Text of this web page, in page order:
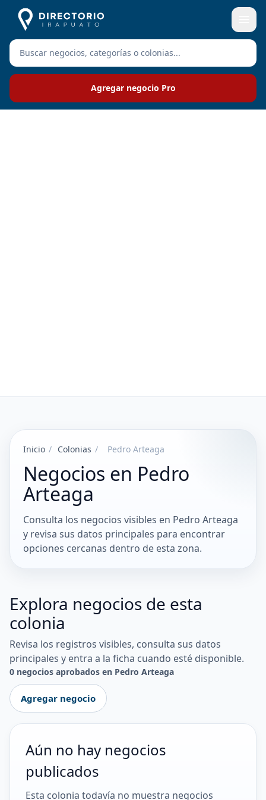
Agregar negocio Pro
Inicio / Colonias / Pedro Arteaga
Negocios en Pedro
Arteaga
Consulta los negocios visibles en Pedro Arteaga
y revisa sus datos principales para encontrar
opciones cercanas dentro de esta zona.
Explora negocios de esta
colonia
Revisa los registros visibles, consulta sus datos
principales y entra a la ficha cuando esté disponible.
0 negocios aprobados en Pedro Arteaga
Agregar negocio
Aún no hay negocios
publicados
Esta colonia todavía no muestra negocios